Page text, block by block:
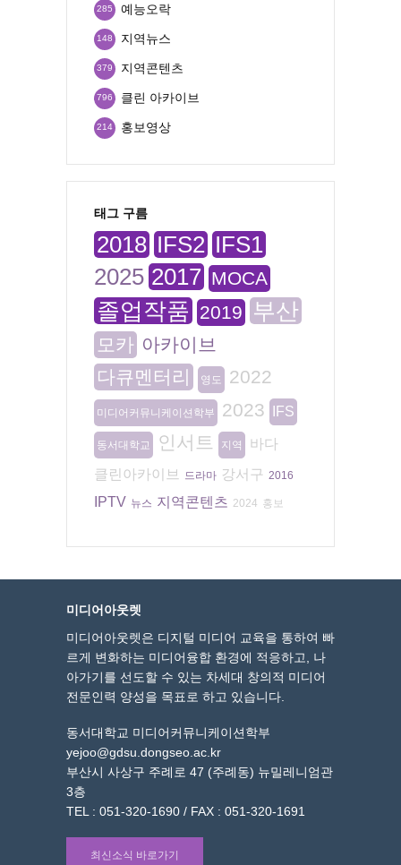
예능오락
285
지역뉴스
148
지역콘텐츠
379
클린 아카이브
796
홍보영상
214
태그 구름
2018 IFS2 IFS1
2025 2017 MOCA
졸업작품 2019 부산
모카 아카이브
다큐멘터리
영도 2022
미디어커뮤니케이션학부 2023 IFS
동서대학교 인서트 지역
바다
클린아카이브
드라마 강서구 2016
IPTV 뉴스 지역콘텐츠 2024 홍보
미디어아웃렛
미디어아웃렛은 디지털 미디어 교육을 통하여 빠
르게 변화하는 미디어융합 환경에 적응하고, 나
아가기를 선도할 수 있는 차세대 창의적 미디어
전문인력 양성을 목표로 하고 있습니다.
동서대학교 미디어커뮤니케이션학부
yejoo@gdsu.dongseo.ac.kr
부산시 사상구 주례로 47 (주례동) 뉴밀레니엄관
3층
TEL : 051-320-1690 / FAX : 051-320-1691
최신소식 바로가기